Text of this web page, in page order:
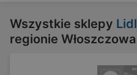
Wszystkie sklepy Lidl
regionie Włoszczowa